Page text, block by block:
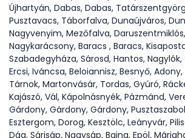
Újhartyán, Dabas, Dabas,
Pusztavacs, Táborfalva, Dunaújváros,
Nagyvenyim, Mezőfalva,
Nagykarácsony, Baracs , Baracs,
Szabadegyháza, Sárosd, Hantos,
Ercsi, Iváncsa, Beloiannisz, Besnyő,
Tárnok, Martonvásár, Tordas, Gyúró,
Kajászó, Vál, Kápolnásnyék, Pázmánd,
Gárdony, Gárdony, Gárdony,
Esztergom, Dorog, Kesztölc, Leányvár,
Dág, Sárisáp, Nagysáp, Bajna, Epöl,